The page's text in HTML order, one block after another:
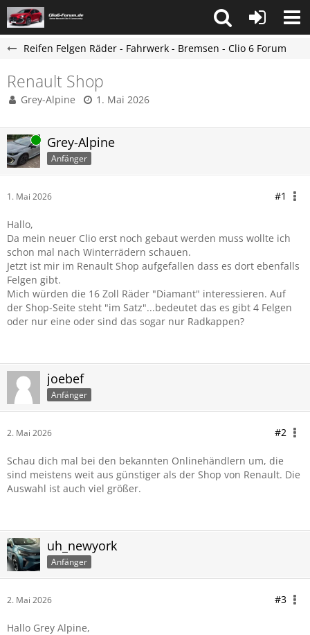
Reifen Felgen Räder - Fahrwerk - Bremsen - Clio 6 Forum
Renault Shop
Grey-Alpine 1. Mai 2026
Online Grey-Alpine
Anfänger
1. Mai 2026 #1
Hallo,
Da mein neuer Clio erst noch gebaut werden muss wollte ich
schon mal nach Winterrädern schauen.
Jetzt ist mir im Renault Shop aufgefallen dass es dort ebenfalls
Felgen gibt.
Mich würden die 16 Zoll Räder "Diamant" interessieren. Auf
der Shop-Seite steht "im Satz"...bedeutet das es gibt 4 Felgen
oder nur eine oder sind das sogar nur Radkappen?
joebef
Anfänger
2. Mai 2026 #2
Schau dich mal bei den bekannten Onlinehändlern um, die
sind meistens weit aus günstiger als der Shop von Renault. Die
Auswahl ist auch viel größer.
uh_newyork
Anfänger
2. Mai 2026 #3
Hallo Grey Alpine,